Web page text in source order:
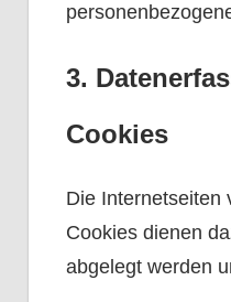
3.
Cookies
Die Internetseiten
Cookies dienen
abgelegt werden